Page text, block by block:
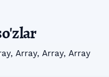
, Array, Array, Array